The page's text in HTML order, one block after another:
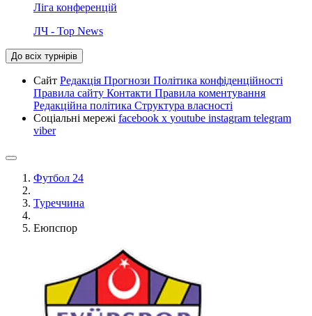
Ліга конференцій
ЛЧ - Top News
До всіх турнірів
Сайт Редакція Прогнози Політика конфіденційності
Правила сайту Контакти Правила коментування
Редакційна політика Структура власності
Соціальні мережі facebook x youtube instagram telegram
viber
Футбол 24
Туреччина
Еюпспор